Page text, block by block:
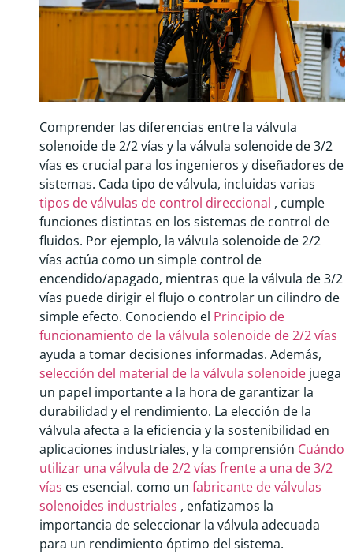
Comprender las diferencias entre la válvula
solenoide de 2/2 vías y la válvula solenoide de 3/2
vías es crucial para los ingenieros y diseñadores de
sistemas. Cada tipo de válvula, incluidas varias
tipos de válvulas de control direccional , cumple
funciones distintas en los sistemas de control de
fluidos. Por ejemplo, la válvula solenoide de 2/2
vías actúa como un simple control de
encendido/apagado, mientras que la válvula de 3/2
vías puede dirigir el flujo o controlar un cilindro de
simple efecto. Conociendo el Principio de
funcionamiento de la válvula solenoide de 2/2 vías
ayuda a tomar decisiones informadas. Además,
selección del material de la válvula solenoide juega
un papel importante a la hora de garantizar la
durabilidad y el rendimiento. La elección de la
válvula afecta a la eficiencia y la sostenibilidad en
aplicaciones industriales, y la comprensión Cuándo
utilizar una válvula de 2/2 vías frente a una de 3/2
vías es esencial. como un fabricante de válvulas
solenoides industriales , enfatizamos la
importancia de seleccionar la válvula adecuada
para un rendimiento óptimo del sistema.